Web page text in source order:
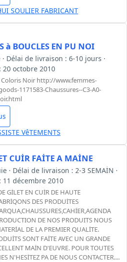
SOULIER FABRICANT
à BOUCLES EN PU NOI
Délai de livraison : 6-10 jours ·
20 octobre 2010
Coloris Noir http://www.femmes-
1171583-Chaussures--C3-A0-
VêTEMENTS
CUİR FAİTE A MAİNE
· Délai de livraison : 2-3 SEMAİN ·
11 décembre 2010
GİLET EN CUİR DE HAUTE
DES PRODUİTES
DE NOS PRODUITS NOUS
DE LA PREMIER QUALİTE.
SONT FAİTE AVEC UN GRANDE
MAİN D'EUVRE. POUR TOUTES
N'HESİTEZ PA DE NOUS CONTACTER....